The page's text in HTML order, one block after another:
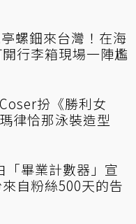
螺鈿來台灣！在海
行李箱現場一陣尷
扮《勝利女
律恰那泳裝造型
「畢業計數器」宣
自粉絲500天的告